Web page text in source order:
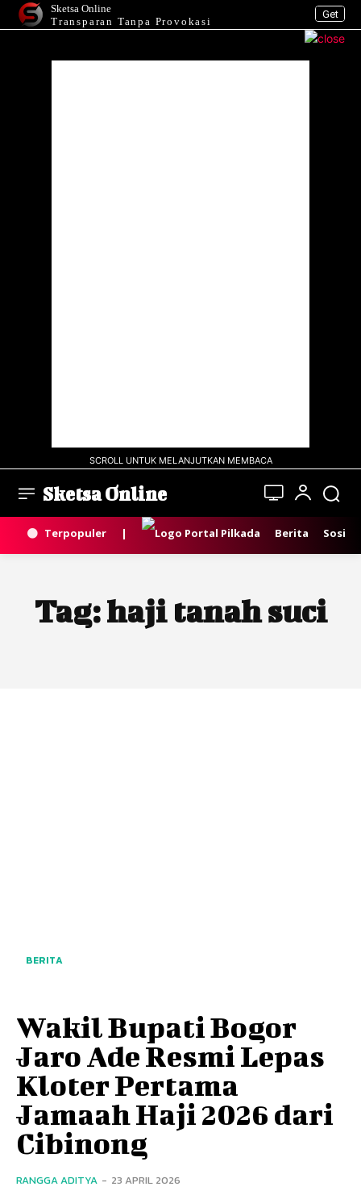
Get
Sketsa Online
Transparan Tanpa Provokasi
SCROLL UNTUK MELANJUTKAN MEMBACA
Sketsa Online
Terpopuler | Berita Sosial
Tag:haji tanah suci
BERITA
Wakil Bupati Bogor
Jaro Ade Resmi Lepas
Kloter Pertama
Jamaah Haji 2026 dari
Cibinong
RANGGA ADITYA - 23 APRIL 2026